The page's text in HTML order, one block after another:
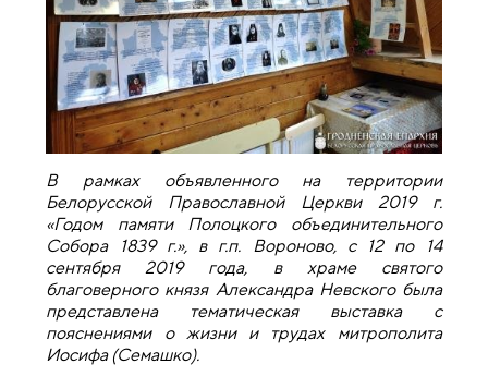
В рамках объявленного на территории
Белорусской Православной Церкви 2019 г.
«Годом памяти Полоцкого объединительного
Собора 1839 г.», в г.п. Вороново, с 12 по 14
сентября 2019 года, в храме святого
благоверного князя Александра Невского была
представлена тематическая выставка с
пояснениями о жизни и трудах митрополита
Иосифа (Семашко).